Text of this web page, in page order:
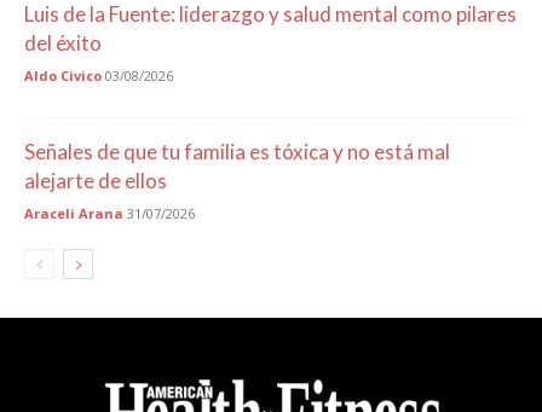
Luis de la Fuente: liderazgo y salud mental como pilares
del éxito
Aldo Civico 03/08/2026
Señales de que tu familia es tóxica y no está mal
alejarte de ellos
Araceli Arana 31/07/2026